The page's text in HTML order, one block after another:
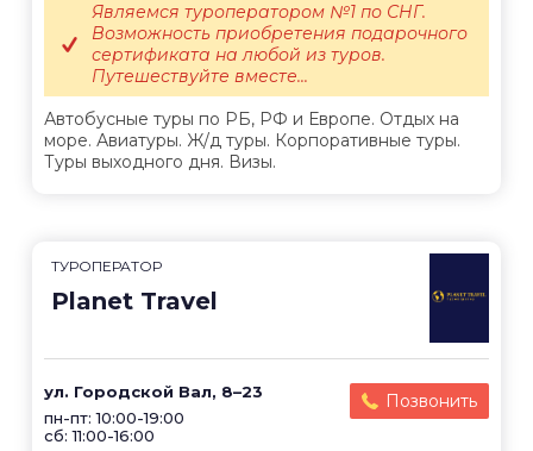
Автобусные туры по РБ, РФ и Европе. Отдых на
море. Авиатуры. Ж/д туры. Корпоративные туры.
Туры выходного дня. Визы.
Являемся туроператором №1 по СНГ.
Возможность приобретения подарочного
сертификата на любой из туров.
Путешествуйте вместе...
ТУРОПЕРАТОР
Planet Travel
ул. Городской Вал, 8–23
пн-пт: 10:00-19:00
сб: 11:00-16:00
Позвонить